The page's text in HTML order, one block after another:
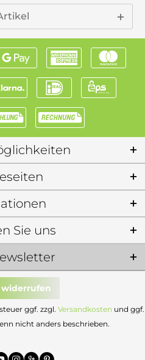
Sie uns
widerrufen
ggf. zzgl. Versandkosten und ggf.
nicht anders beschrieben.